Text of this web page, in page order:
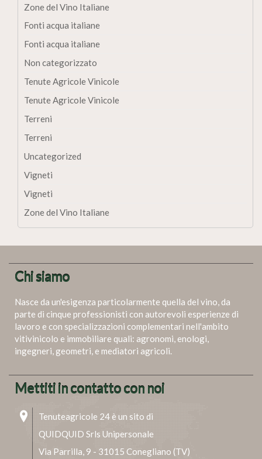
Zone del Vino Italiane
Fonti acqua italiane
Fonti acqua italiane
Non categorizzato
Tenute Agricole Vinicole
Tenute Agricole Vinicole
Terreni
Terreni
Uncategorized
Vigneti
Vigneti
Zone del Vino Italiane
Chi siamo
Nasce da un'esigenza particolarmente quella del vino, da
parte di cinque professionisti con autorevoli esperienze di
lavoro e con specializzazioni complementari nell'ambito
vitivinicolo e immobiliare quali: agronomi, enologi,
ingegneri, geometri, e mediatori agricoli.
Mettiti in contatto con noi
Tenuteagricole 24 è un sito di
QUIDQUID Srls Unipersonale
Via Parrilla, 9 - 31015 Conegliano (TV)